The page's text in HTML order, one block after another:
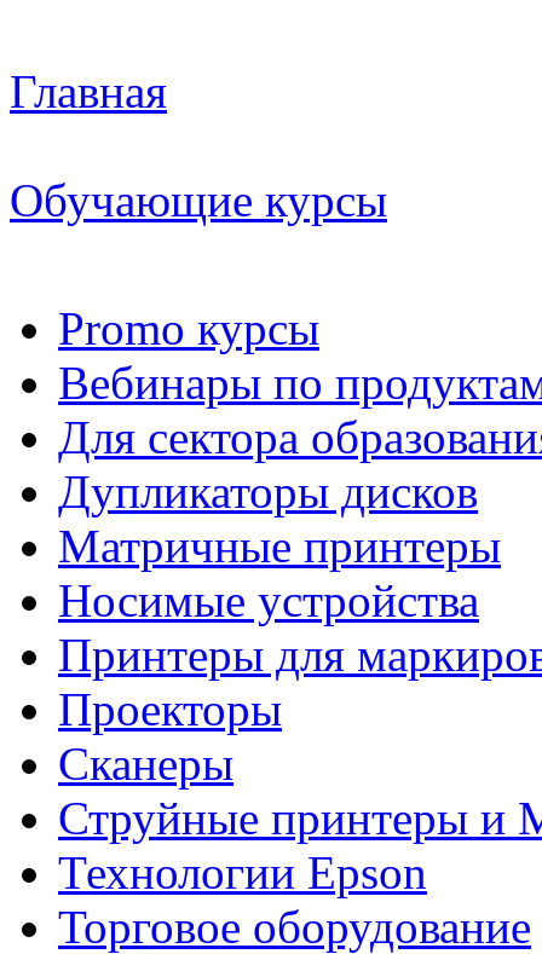
Главная
Обучающие курсы
Promo курсы
Вебинары по
Для сектора
Дупликаторы дисков
Матричные принтеры
Носимые устройства
Принтеры для
Проекторы
Сканеры
Струйные принтеры
Технологии Epson
Торговое оборудование